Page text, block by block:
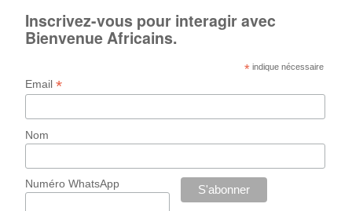
Inscrivez-vous pour interagir avec
Bienvenue Africains.
* indique nécessaire
Email*
Nom
Numéro WhatsApp